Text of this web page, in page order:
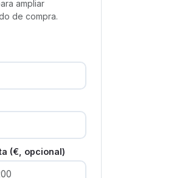
ampliar
de compra.
(€, opcional)